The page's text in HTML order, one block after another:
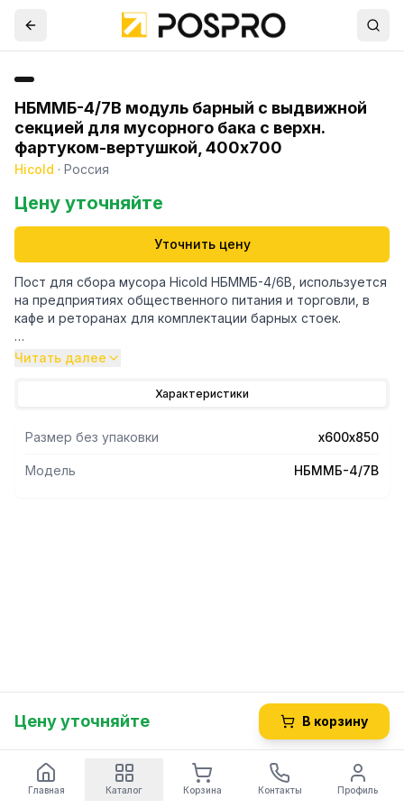
НБММБ-4/7В модуль барный с выдвижной
секцией для мусорного бака с верхн.
фартуком-вертушкой, 400х700
Hicold · Россия
Цену уточняйте
Уточнить цену
Пост для сбора мусора Hicold НБММБ-4/6В, используется
на предприятиях общественного питания и торговли, в
кафе и реторанах для комплектации барных стоек.
Особенности:
- С выдвижной секцией для мусорного бака с верхним
Читать далее
Характеристики
Размер без упаковки х600х850
Модель НБММБ-4/7В
Цену уточняйте В корзину
Главная Каталог Корзина Контакты Профиль